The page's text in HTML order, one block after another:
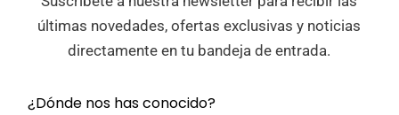
últimas novedades, ofertas exclusivas y noticias
directamente en tu bandeja de entrada.
¿Dónde nos has conocido?